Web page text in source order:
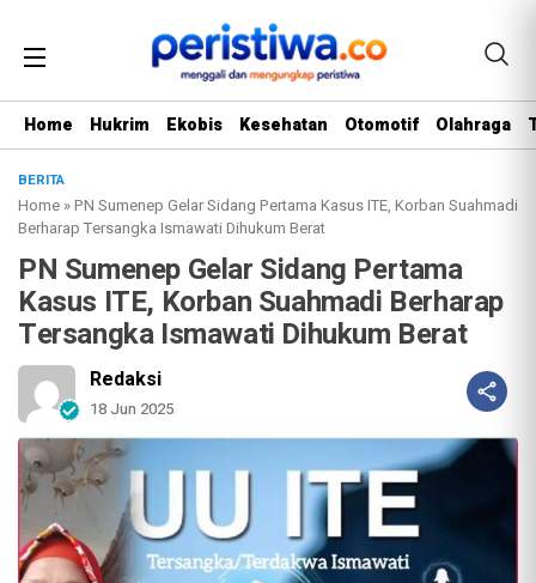
Home Hukrim Ekobis Kesehatan Otomotif Olahraga
BERITA
Home »PN Sumenep Gelar Sidang Pertama Kasus ITE, Korban Suahmadi
Berharap Tersangka Ismawati Dihukum Berat
PN Sumenep Gelar Sidang Pertama
Kasus ITE, Korban Suahmadi Berharap
Tersangka Ismawati Dihukum Berat
Redaksi
18 Jun 2025